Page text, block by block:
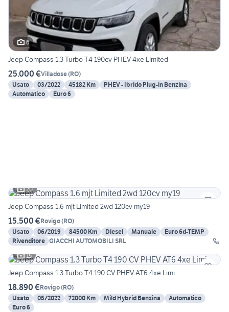
6
Jeep Compass 1.3 Turbo T4 190cv PHEV 4xe Limited
25.000 €Villadose(RO)
Usato
03/2022 45182 Km
PHEV - Ibrido Plug-in Benzina
Automatico
Euro 6
20
Jeep Compass 1.6 mjt Limited 2wd 120cv my19
15.500 €Rovigo(RO)
Usato
06/2019 84500 Km Diesel Manuale
Euro 6d-TEMP
Rivenditore GIACCHI AUTOMOBILI SRL
15
Jeep Compass 1.3 Turbo T4 190 CV PHEV AT6 4xe Limi
18.890 €Rovigo(RO)
Usato
05/2022 72000 Km Mild Hybrid Benzina
Automatico
Euro 6